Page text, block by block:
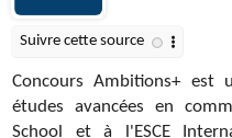
Concours Ambitions+ est
études avancées en
School et à l'ESCE